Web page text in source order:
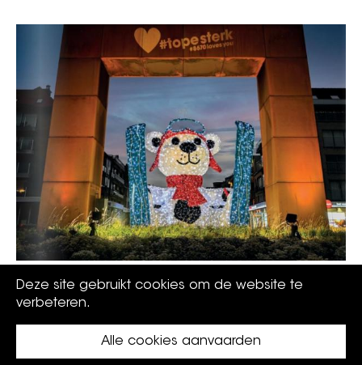
Bericht aan de abonnees van Tij-dingen
Deze site gebruikt cookies om de website te
verbeteren.
Alle cookies aanvaarden